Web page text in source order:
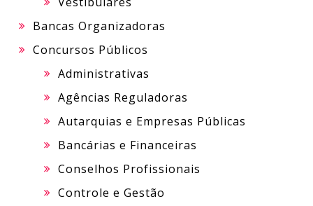
Bancas Organizadoras
Concursos Públicos
Administrativas
Agências Reguladoras
Autarquias e Empresas Públicas
Bancárias e Financeiras
Conselhos Profissionais
Controle e Gestão